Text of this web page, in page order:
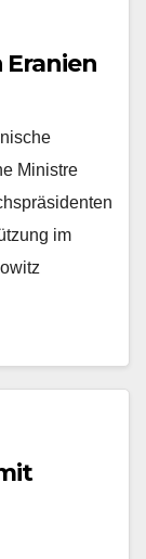
Ministre
im